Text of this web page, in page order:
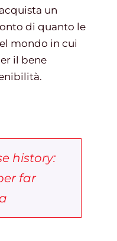
un
di quanto le
mondo in cui
il bene
history:
far